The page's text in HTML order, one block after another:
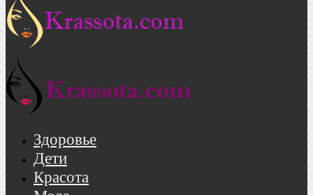
Здоровье
Дети
Красота